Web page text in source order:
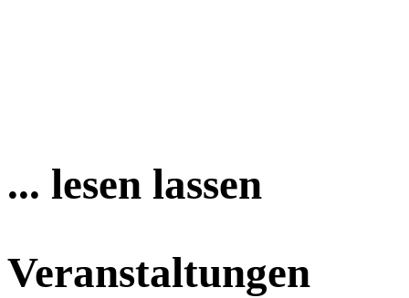
... lesen lassen
Veranstaltungen